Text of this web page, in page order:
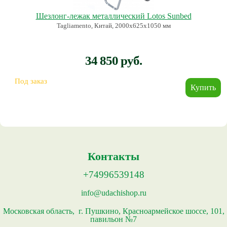
Шезлонг-лежак металлический Lotos Sunbed
Tagliamento, Китай, 2000х625х1050 мм
34 850 руб.
Под заказ
Контакты
+74996539148
info@udachishop.ru
Московская область, г. Пушкино, Красноармейское шоссе, 101,
павильон №7